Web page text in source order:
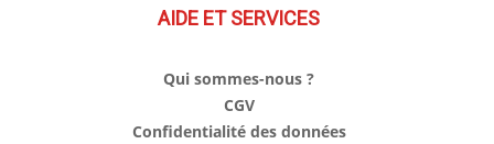
AIDE ET SERVICES
Qui sommes-nous ?
CGV
Confidentialité des données